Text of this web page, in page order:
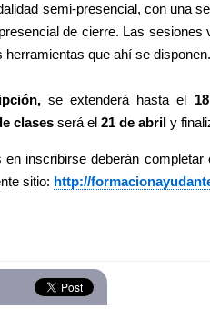
semi-presencial, con una
de cierre. Las
que ahí se disponen.
se extenderá hasta el
clasesserá el 21 de abrily
inscribirse deberán completar
sitio: http://